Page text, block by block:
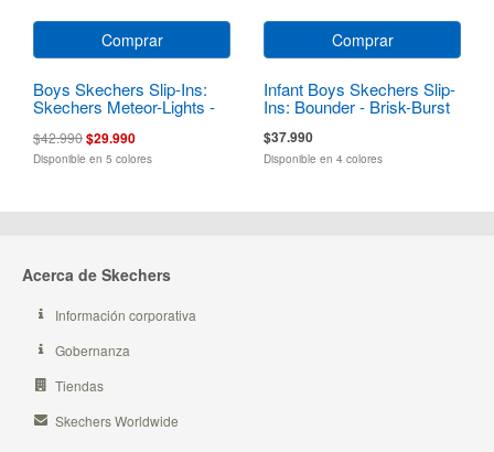
Comprar
Boys Skechers Slip-Ins:
Skechers Meteor-Lights -
$42.990$29.990
Disponible en 5 colores
Comprar
Infant Boys Skechers Slip-
Ins: Bounder - Brisk-Burst
$37.990
Disponible en 4 colores
Acerca de Skechers
Información corporativa
Gobernanza
Tiendas
Skechers Worldwide